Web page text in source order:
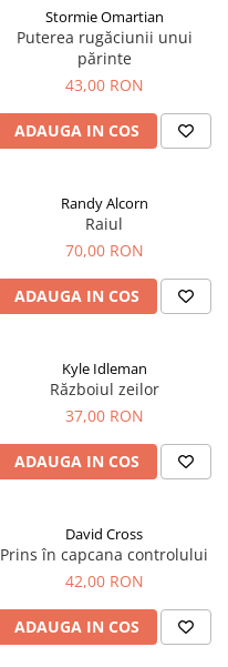
Stormie Omartian
Puterea rugăciunii unui
părinte
43,00 RON
ADAUGA IN COS
Randy Alcorn
Raiul
70,00 RON
ADAUGA IN COS
Kyle Idleman
Războiul zeilor
37,00 RON
ADAUGA IN COS
David Cross
Prins în capcana controlului
42,00 RON
ADAUGA IN COS